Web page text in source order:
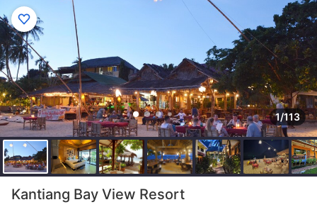
1/113
Kantiang Bay View Resort
Tähtiluokitus 3.5 tähteä